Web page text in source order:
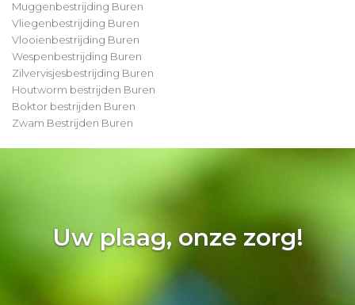
Muggenbestrijding Buren
Vliegenbestrijding Buren
Vlooienbestrijding Buren
Wespenbestrijding Buren
Zilvervisjesbestrijding Buren
Houtworm bestrijden Buren
Boktor bestrijden Buren
Zwam Bestrijden Buren
Uw plaag, onze zorg!